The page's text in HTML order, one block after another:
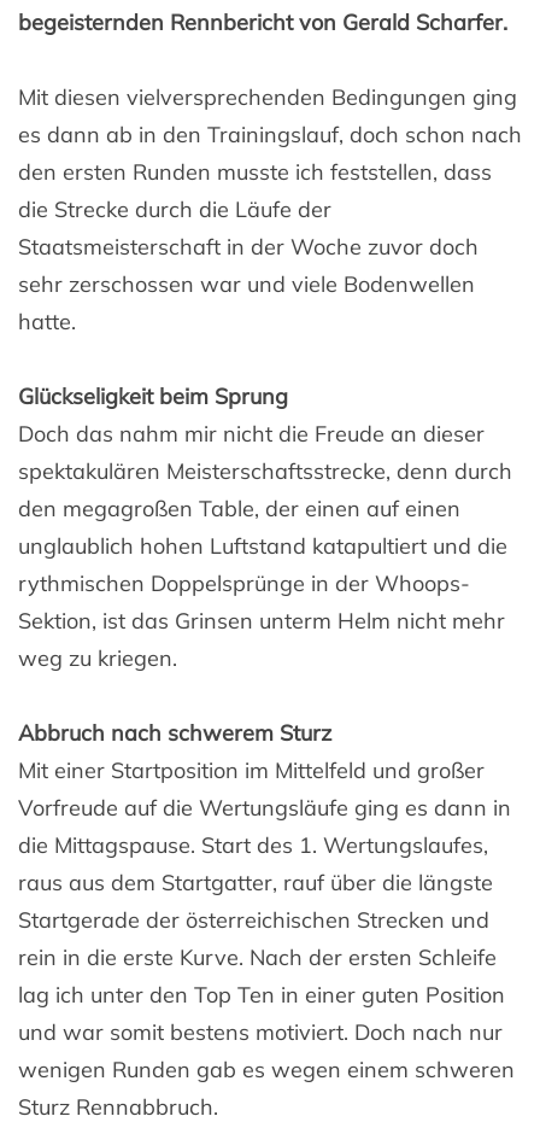
begeisternden Rennbericht von Gerald Scharfer.
Mit diesen vielversprechenden Bedingungen ging
es dann ab in den Trainingslauf, doch schon nach
den ersten Runden musste ich feststellen, dass
die Strecke durch die Läufe der
Staatsmeisterschaft in der Woche zuvor doch
sehr zerschossen war und viele Bodenwellen
hatte.
Glückseligkeit beim Sprung
Doch das nahm mir nicht die Freude an dieser
spektakulären Meisterschaftsstrecke, denn durch
den megagroßen Table, der einen auf einen
unglaublich hohen Luftstand katapultiert und die
rythmischen Doppelsprünge in der Whoops-
Sektion, ist das Grinsen unterm Helm nicht mehr
weg zu kriegen.
Abbruch nach schwerem Sturz
Mit einer Startposition im Mittelfeld und großer
Vorfreude auf die Wertungsläufe ging es dann in
die Mittagspause. Start des 1. Wertungslaufes,
raus aus dem Startgatter, rauf über die längste
Startgerade der österreichischen Strecken und
rein in die erste Kurve. Nach der ersten Schleife
lag ich unter den Top Ten in einer guten Position
und war somit bestens motiviert. Doch nach nur
wenigen Runden gab es wegen einem schweren
Sturz Rennabbruch.